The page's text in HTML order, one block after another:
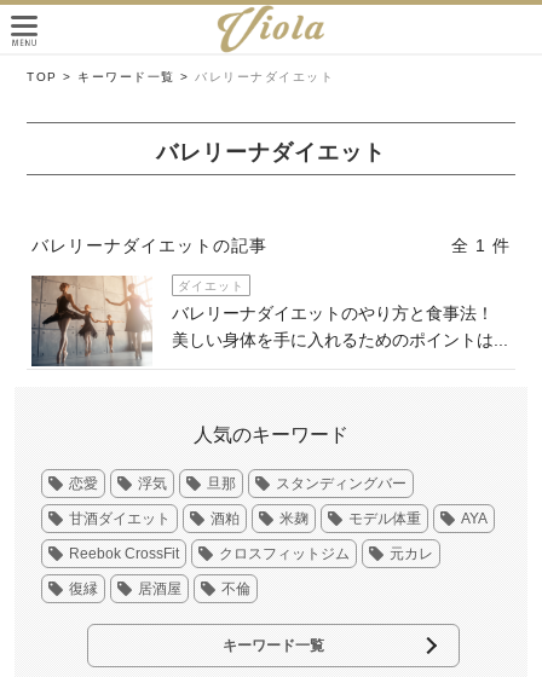
TOP > キーワード一覧 > バレリーナダイエット
バレリーナダイエット
バレリーナダイエットの記事 全 1 件
ダイエット
バレリーナダイエットのやり方と食事法！
美しい身体を手に入れるためのポイントは...
人気のキーワード
恋愛 浮気 旦那 スタンディングバー
甘酒ダイエット 酒粕 米麹 モデル体重 AYA
Reebok CrossFit クロスフィットジム 元カレ
復縁 居酒屋 不倫
キーワード一覧